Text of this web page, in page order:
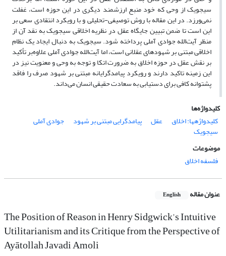
سیجویک از وحی که خود منبع ارزشمند دیگری در این حوزه است، غفلت
نمی‌ورزد. در این مقاله با روش توصیفی-تحلیلی و با رویکرد انتقادی سعی بر
این است تا ضمن تبیین جایگاه عقل در نظریه اخلاقی سیجویک به نقد آن از
منظر آیت‌الله جوادی آملی پرداخته شود. سیجویک به دنبال ایجاد یک نظام
اخلاقی مبتنی بر شهودهای عقلانی است، اما آیت‌الله جوادی آملی علاوه‌بر تأکید
بر نقش عقل در حوزه اخلاق به ضرورت اتکا و توجه به وحی و معنویت نیز در
این زمینه تاکید دارند و رویکرد پیامدگرایانه مبتنی بر شهود صرف را فاقد
پشتوانه کافی برای دستیابی به سعادت حقیقی انسان می‌داند.
کلیدواژه‌ها
کلیدواژه‎ها: اخلاق
عقل پیامدگرایی مبتنی بر شهود جوادی آملی
سیجویک
موضوعات
فلسفه اخلاق
عنوان مقاله English
The Position of Reason in Henry Sidgwick's Intuitive
Utilitarianism and its Critique from the Perspective of
Ayātollah Javadi Amoli